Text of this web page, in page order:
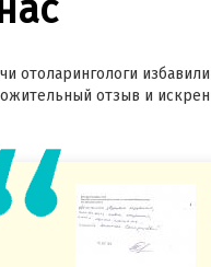
отоларингологи
отзыв и